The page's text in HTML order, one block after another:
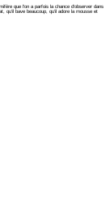
que l’on a parfois la chance d’observer dans
qu’il bave beaucoup, qu’il adore la mousse et